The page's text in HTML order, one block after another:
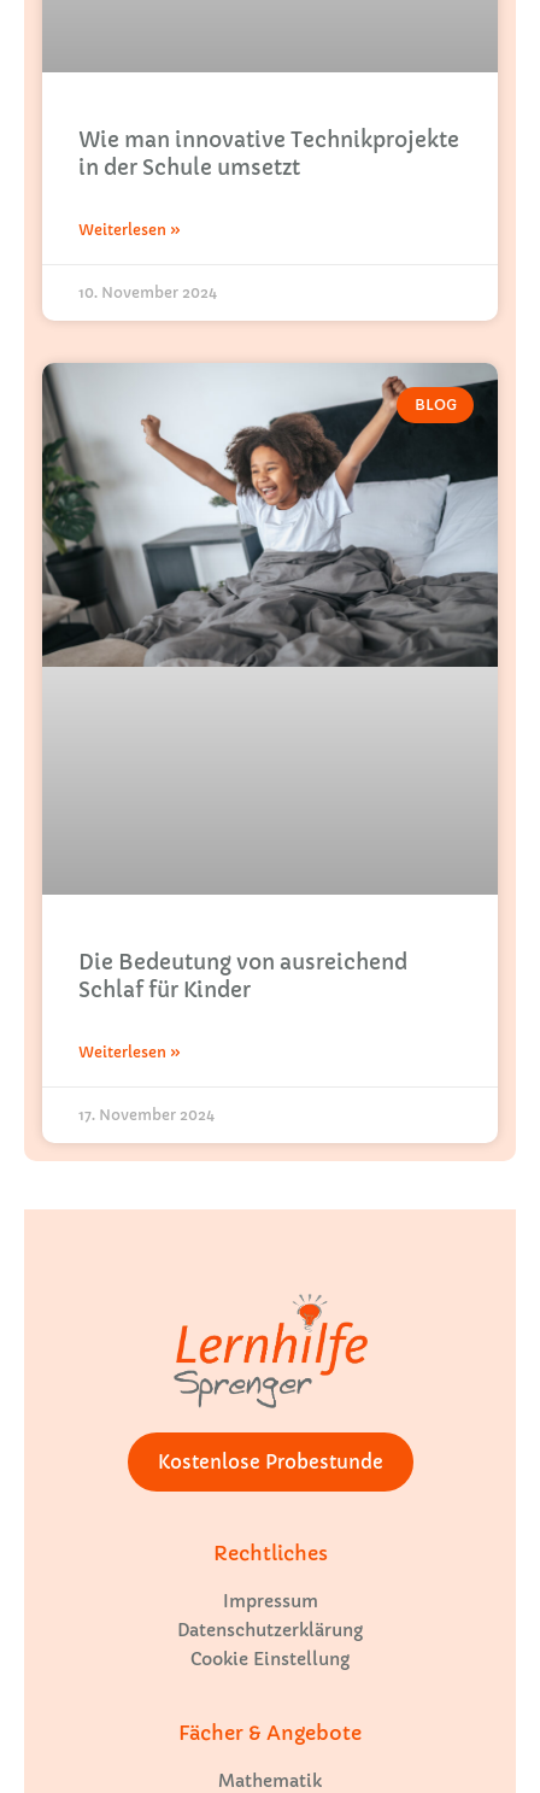
Wie man innovative Technikprojekte
in der Schule umsetzt
Weiterlesen »
10. November 2024
BLOG
Die Bedeutung von ausreichend
Schlaf für Kinder
Weiterlesen »
17. November 2024
Kostenlose Probestunde
Rechtliches
Impressum
Datenschutzerklärung
Cookie Einstellung
Fächer & Angebote
Mathematik